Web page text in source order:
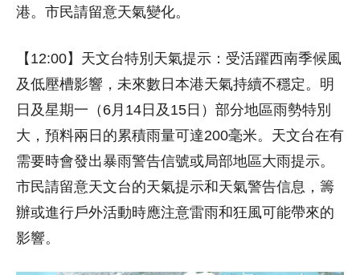
港。市民請留意天氣變化。
【12:00】天文台特別天氣提示：受活躍西南季候風
及低壓槽影響，未來數日本港天氣持續不穩定。明
日及星期一（6月14日及15日）部分地區雨勢特別
大，預料兩日的累積雨量可達200毫米。天文台在有
需要時會發出暴雨警告信號或局部地區大雨提示。
市民請留意天文台的天氣提示和天氣警告信息，籌
辦或進行戶外活動時應注意雷雨和狂風可能帶來的
影響。